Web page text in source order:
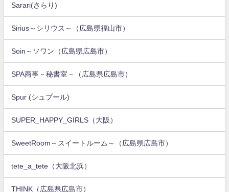
Sarari(さらり)
Sirius～シリウス～（広島県福山市）
Soin～ソワン（広島県広島市）
SPA商事－秘書室－（広島県広島市）
Spur (シュプール)
SUPER_HAPPY_GIRLS（大阪）
SweetRoom～スイートルーム～（広島県広島市）
tete_a_tete（大阪北浜）
THINK（広島県広島市）